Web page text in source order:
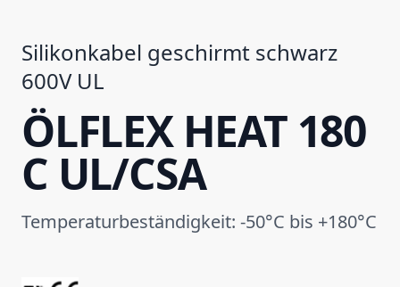
Silikonkabel geschirmt schwarz
600V UL
ÖLFLEX HEAT 180
C UL/CSA
Temperaturbeständigkeit: -50°C bis +180°C